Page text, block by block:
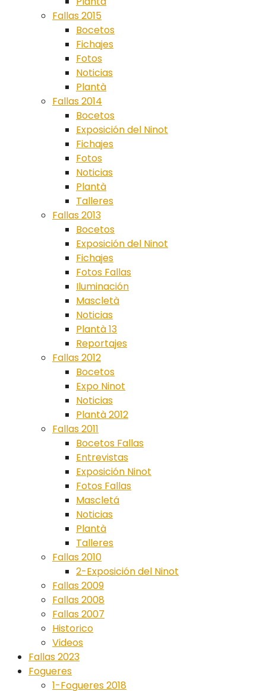
Fallas 2015
Bocetos
Fichajes
Fotos
Noticias
Plantà
Fallas 2014
Bocetos
Exposición del Ninot
Fichajes
Fotos
Noticias
Plantà
Talleres
Fallas 2013
Bocetos
Exposición del Ninot
Fichajes
Fotos Fallas
Iluminación
Mascletà
Noticias
Plantà 13
Reportajes
Fallas 2012
Bocetos
Expo Ninot
Noticias
Plantà 2012
Fallas 2011
Bocetos Fallas
Entrevistas
Exposición Ninot
Fotos Fallas
Mascletá
Noticias
Plantà
Talleres
Fallas 2010
2-Exposición del Ninot
Fallas 2009
Fallas 2008
Fallas 2007
Historico
Videos
Fallas 2023
Fogueres
1-Fogueres 2018